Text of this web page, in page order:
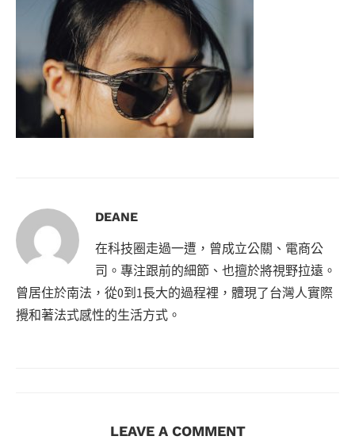
DEANE
在科技圈走過一遭，曾成立公關、電商公
司。專注跟前的細節、也擅於將視野拉遠。
曾居住於南法，從0到1長大的過程裡，體現了台灣人實際
攪和著法式感性的生活方式。
LEAVE A COMMENT